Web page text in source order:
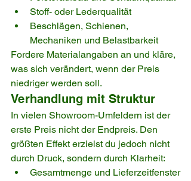
Stoff- oder Lederqualität
Beschlägen, Schienen,
Mechaniken und Belastbarkeit
Fordere Materialangaben an und kläre,
was sich verändert, wenn der Preis
niedriger werden soll.
Verhandlung mit Struktur
In vielen Showroom-Umfeldern ist der
erste Preis nicht der Endpreis. Den
größten Effekt erzielst du jedoch nicht
durch Druck, sondern durch Klarheit:
Gesamtmenge und Lieferzeitfenster